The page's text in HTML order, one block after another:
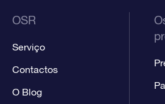
OSR
Serviço
Contactos
O Blog